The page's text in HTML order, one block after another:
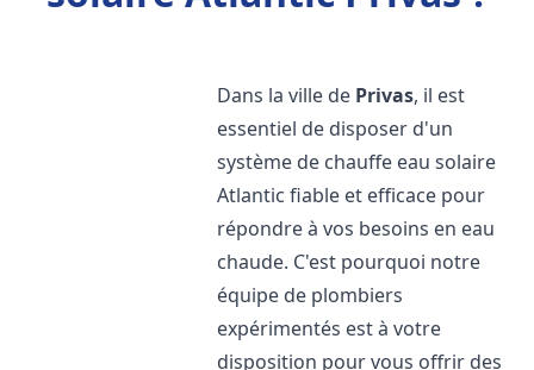
Dans la ville de Privas, il est
essentiel de disposer d'un
système de chauffe eau solaire
Atlantic fiable et efficace pour
répondre à vos besoins en eau
chaude. C'est pourquoi notre
équipe de plombiers
expérimentés est à votre
disposition pour vous offrir des